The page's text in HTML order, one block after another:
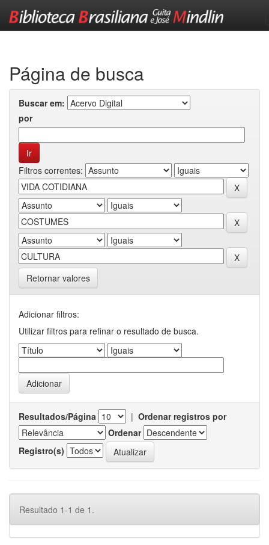
Página de busca
Buscar em:
por
Filtros correntes:
Retornar valores
Adicionar filtros:
Utilizar filtros para refinar o resultado de busca.
Resultados/Página | Ordenar registros por
Ordenar
Registro(s)
Resultado 1-1 de 1.